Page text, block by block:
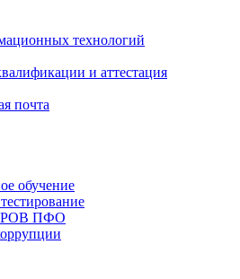
технологий
и аттестация
почта
обучение
ПФО